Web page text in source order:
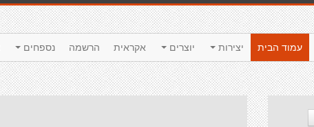
נספחים הרשמה אקראית יוצרים יצירות
עמוד הבית